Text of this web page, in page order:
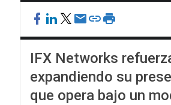
IFX Networks
expandiendo su
que opera bajo un